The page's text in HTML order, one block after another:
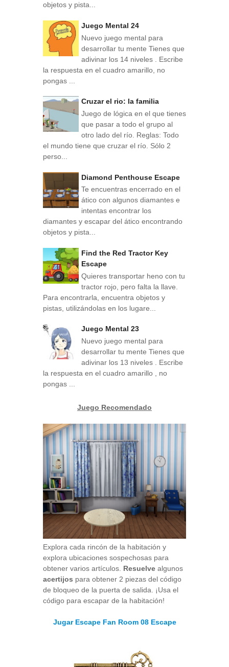
objetos y pista...
Juego Mental 24
Nuevo juego mental para
desarrollar tu mente Tienes que
adivinar los 14 niveles . Escribe
la respuesta en el cuadro amarillo, no
pongas ...
Cruzar el rio: la familia
Juego de lógica en el que tienes
que pasar a todo el grupo al
otro lado del río. Reglas: Todo
el mundo tiene que cruzar el río. Sólo 2
perso...
Diamond Penthouse Escape
Te encuentras encerrado en el
ático con algunos diamantes e
intentas encontrar los
diamantes y escapar del ático encontrando
objetos y pista...
Find the Red Tractor Key
Escape
Quieres transportar heno con tu
tractor rojo, pero falta la llave.
Para encontrarla, encuentra objetos y
pistas, utilizándolas en los lugare...
Juego Mental 23
Nuevo juego mental para
desarrollar tu mente Tienes que
adivinar los 13 niveles . Escribe
la respuesta en el cuadro amarillo , no
pongas ...
Juego Recomendado
Explora cada rincón de la habitación y
explora ubicaciones sospechosas para
obtener varios artículos. Resuelve algunos
acertijos para obtener 2 piezas del código
de bloqueo de la puerta de salida. ¡Usa el
código para escapar de la habitación!
Jugar Escape Fan Room 08 Escape